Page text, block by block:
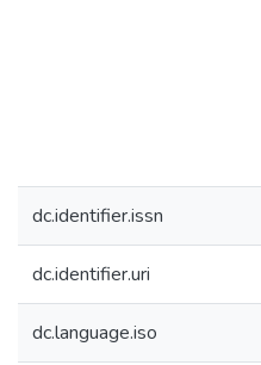
dc.identifier.issn
dc.identifier.uri
dc.language.iso